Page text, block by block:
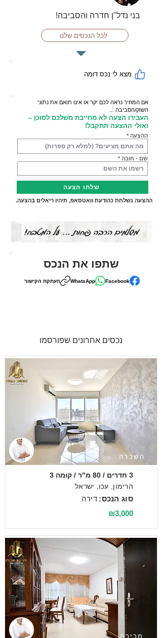
בני נדל"ן חדרה והסביבה!
לכל הנכסים שלנו
מצא לי נכס דומה
אם המחיר נראה לכם יקר או אינו תואם את נתוני
השוק/הסביבה ...
העבירו הצעה לא מחייבת משלכם לסוכן –
ואולי ההצעה תתקבל!
ההצעה
שם - חובה
שלחו הצעה
ההצעה נשלחת כהודעת וואטסאפ, תיהיו ריאלים בהצעה.
שתפו את הנכס
Facebook
WhatsApp העתקת הקישור
נכסים אחרונים שפורסמו
השכרה
3 חדרים / 80 מ"ר / קומה 3
הרימון, עכו, ישראל
דירה סוג הנכס:
₪3,000
מכירה